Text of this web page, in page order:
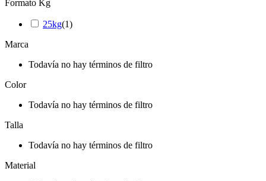
Formato Kg
25kg(1)
Marca
Todavía no hay términos de filtro
Color
Todavía no hay términos de filtro
Talla
Todavía no hay términos de filtro
Material